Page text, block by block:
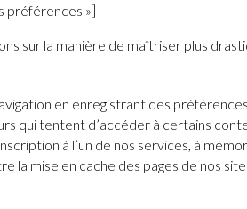
préférences »]
sur la manière de maîtriser plus
en enregistrant des
qui tentent d’accéder à certains
à l’un de nos services, à
mise en cache des pages de nos